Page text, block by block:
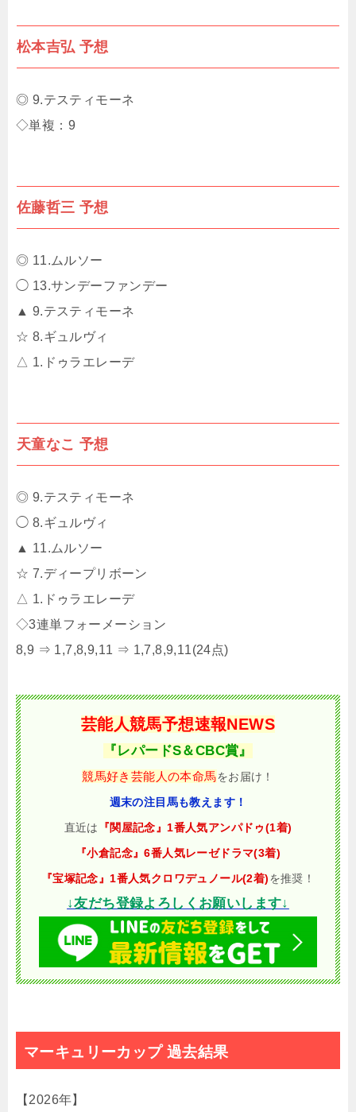
松本吉弘 予想
◎ 9.テスティモーネ
◇単複：9
佐藤哲三 予想
◎ 11.ムルソー
◯ 13.サンデーファンデー
▲ 9.テスティモーネ
☆ 8.ギュルヴィ
△ 1.ドゥラエレーデ
天童なこ 予想
◎ 9.テスティモーネ
◯ 8.ギュルヴィ
▲ 11.ムルソー
☆ 7.ディープリボーン
△ 1.ドゥラエレーデ
◇3連単フォーメーション
8,9 ⇒ 1,7,8,9,11 ⇒ 1,7,8,9,11(24点)
芸能人競馬予想速報NEWS
『レパードS＆CBC賞』
競馬好き芸能人の本命馬をお届け！
週末の注目馬も教えます！
直近は
『関屋記念』1番人気アンパドゥ(1着)
『小倉記念』6番人気レーゼドラマ(3着)
『宝塚記念』1番人気クロワデュノール(2着)を推奨！
↓友だち登録よろしくお願いします↓
マーキュリーカップ 過去結果
【2026年】